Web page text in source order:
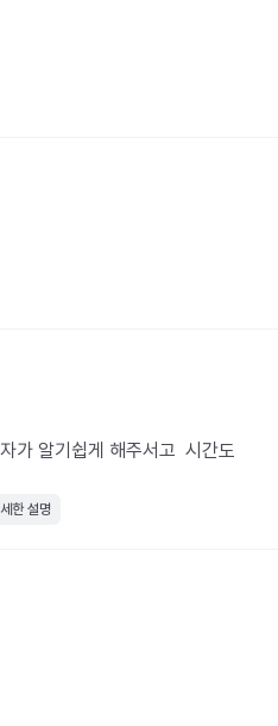
가 알기쉽게 해주서고  시간도
한 설명